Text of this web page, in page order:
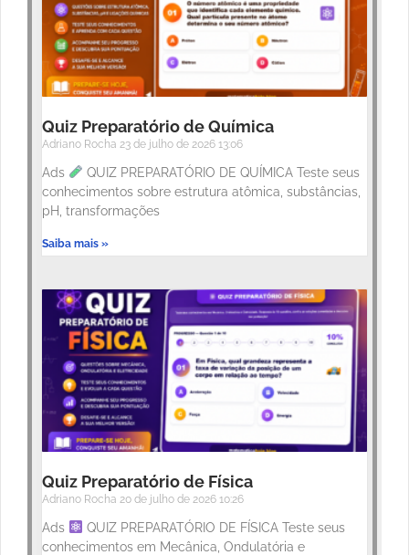
Quiz Preparatório de Química
Adriano Rocha 23 de julho de 2026 13:06
Ads
QUIZ PREPARATÓRIO DE QUÍMICA Teste seus
conhecimentos sobre estrutura atômica, substâncias,
pH, transformações
Saiba mais »
Quiz Preparatório de Física
Adriano Rocha 20 de julho de 2026 10:26
Ads
QUIZ PREPARATÓRIO DE FÍSICA Teste seus
conhecimentos em Mecânica, Ondulatória e